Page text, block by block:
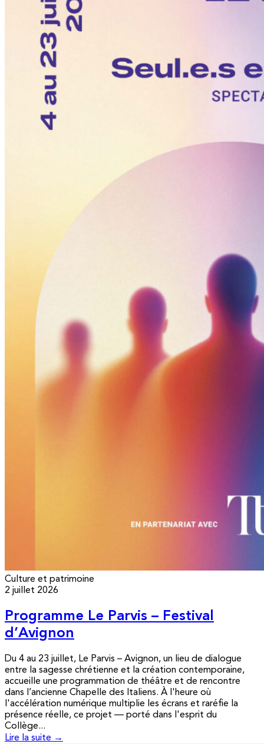
Culture et patrimoine
2 juillet 2026
Programme Le Parvis – Festival
d’Avignon
Du 4 au 23 juillet, Le Parvis – Avignon, un lieu de dialogue
entre la sagesse chrétienne et la création contemporaine,
accueille une programmation de théâtre et de rencontre
dans l’ancienne Chapelle des Italiens. À l'heure où
l'accélération numérique multiplie les écrans et raréfie la
présence réelle, ce projet — porté dans l'esprit du
Collège...
Lire la suite →